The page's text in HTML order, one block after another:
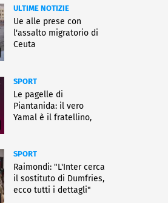
ULTIME NOTIZIE
Ue alle prese con
l'assalto migratorio di
Ceuta
SPORT
Le pagelle di
Piantanida: il vero
Yamal è il fratellino,
SPORT
Raimondi: "L'Inter cerca
il sostituto di Dumfries,
ecco tutti i dettagli"